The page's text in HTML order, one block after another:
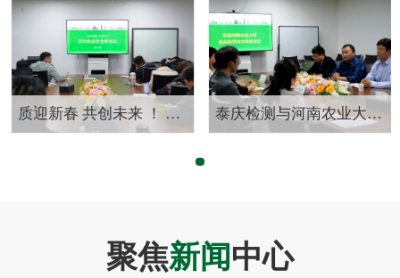
质迎新春 共创未来 ！ 泰庆检测2026食品安全培训班（第一期） 圆满启幕 泰庆检测与河南农业大学食品科学技术学院达成“产教融合示范基地合作协议”
聚焦新闻中心